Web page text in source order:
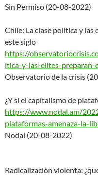
Sin Permiso (20-08-2022)
Chile: La clase política y las
este siglo
https://
itica-y-las-elites-preparan-
Observatorio de la crisis
¿Y si el capitalismo de
https://www.nodal.am/
plataformas-amenaza-la-
Nodal (20-08-2022)
Radicalización violenta: